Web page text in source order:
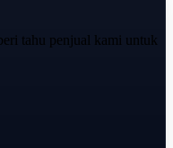
tahu penjual kami untuk